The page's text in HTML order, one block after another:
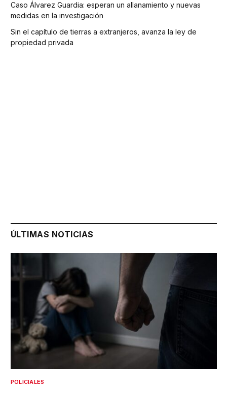
Caso Álvarez Guardia: esperan un allanamiento y nuevas
medidas en la investigación
Sin el capítulo de tierras a extranjeros, avanza la ley de
propiedad privada
ÚLTIMAS NOTICIAS
POLICIALES